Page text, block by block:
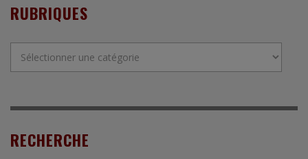
RUBRIQUES
RECHERCHE